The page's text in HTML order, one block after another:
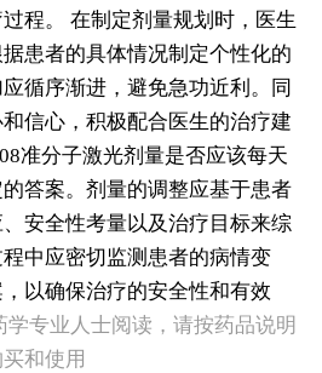
程。
在制定剂量规划时，医生
患者的具体情况制定个性化的
循序渐进，避免急功近利。同
信心，积极配合医生的治疗建
准分子激光剂量是否应该每天
答案。剂量的调整应基于患者
安全性考量以及治疗目标来综
中应密切监测患者的病情变
以确保治疗的安全性和有效
专业人士阅读，请按药品说明
和使用
斑康复随访服务对比：好医院该做到哪些
白斑误诊后，白癜风治疗方案怎么调整才有效
风治疗：遮盖产品选择安全标准是什么